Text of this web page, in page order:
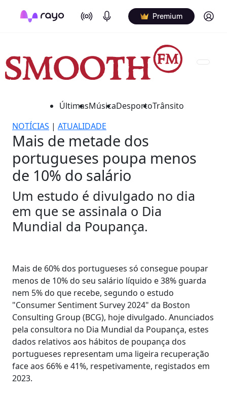
On Air Podcasts Premium Log in
ÚltimasMúsicaDesportoTrânsito
NOTÍCIAS | ATUALIDADE
Mais de metade dos
portugueses poupa menos
de 10% do salário
Um estudo é divulgado no dia
em que se assinala o Dia
Mundial da Poupança.
Mais de 60% dos portugueses só consegue poupar
menos de 10% do seu salário líquido e 38% guarda
nem 5% do que recebe, segundo o estudo
"Consumer Sentiment Survey 2024" da Boston
Consulting Group (BCG), hoje divulgado. Anunciados
pela consultora no Dia Mundial da Poupança, estes
dados relativos aos hábitos de poupança dos
portugueses representam uma ligeira recuperação
face aos 66% e 41%, respetivamente, registados em
2023.